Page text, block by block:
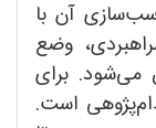
آن با
وضع
برای
است.